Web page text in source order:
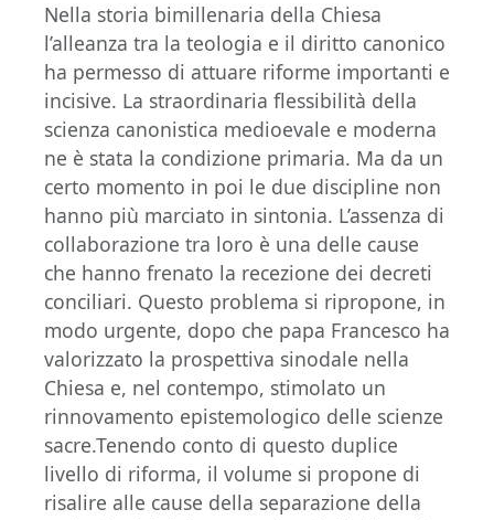
Nella storia bimillenaria della Chiesa
l’alleanza tra la teologia e il diritto canonico
ha permesso di attuare riforme importanti e
incisive. La straordinaria flessibilità della
scienza canonistica medioevale e moderna
ne è stata la condizione primaria. Ma da un
certo momento in poi le due discipline non
hanno più marciato in sintonia. L’assenza di
collaborazione tra loro è una delle cause
che hanno frenato la recezione dei decreti
conciliari. Questo problema si ripropone, in
modo urgente, dopo che papa Francesco ha
valorizzato la prospettiva sinodale nella
Chiesa e, nel contempo, stimolato un
rinnovamento epistemologico delle scienze
sacre.Tenendo conto di questo duplice
livello di riforma, il volume si propone di
risalire alle cause della separazione della